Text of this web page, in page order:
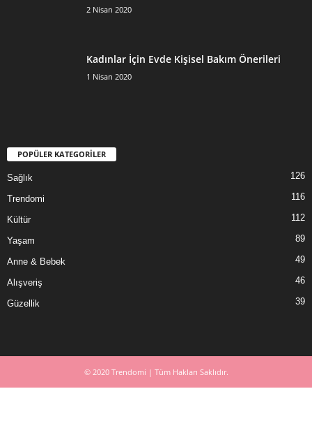
2 Nisan 2020
Kadınlar İçin Evde Kişisel Bakım Önerileri
1 Nisan 2020
POPÜLER KATEGORİLER
Sağlık 126
Trendomi 116
Kültür 112
Yaşam 89
Anne & Bebek 49
Alışveriş 46
Güzellik 39
© 2020 Trendomi | Tüm Hakları Saklıdır.